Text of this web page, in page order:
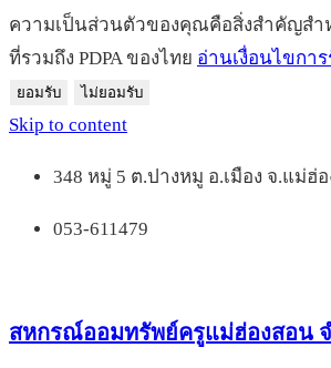
ความเป็นส่วนตัวของคุณคือสิ่งสำคัญสำ
ที่รวมถึง PDPA ของไทย อ่านเงื่อนไขกา
ยอมรับ ไม่ยอมรับ
Skip to content
348 หมู่ 5 ต.ปางหมู อ.เมือง จ.แม่ฮ่
053-611479
สหกรณ์ออมทรัพย์ครูแม่ฮ่องสอน